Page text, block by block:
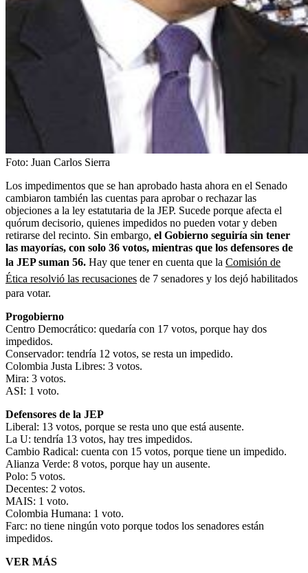
Foto: Juan Carlos Sierra
Los impedimentos que se han aprobado hasta ahora en el Senado
cambiaron también las cuentas para aprobar o rechazar las
objeciones a la ley estatutaria de la JEP. Sucede porque afecta el
quórum decisorio, quienes impedidos no pueden votar y deben
retirarse del recinto. Sin embargo, el Gobierno seguiría sin tener
las mayorías, con solo 36 votos, mientras que los defensores de
la JEP suman 56. Hay que tener en cuenta que la Comisión de
Ética resolvió las recusaciones de 7 senadores y los dejó habilitados
para votar.
Progobierno
Centro Democrático: quedaría con 17 votos, porque hay dos
impedidos.
Conservador: tendría 12 votos, se resta un impedido.
Colombia Justa Libres: 3 votos.
Mira: 3 votos.
ASI: 1 voto.
Defensores de la JEP
Liberal: 13 votos, porque se resta uno que está ausente.
La U: tendría 13 votos, hay tres impedidos.
Cambio Radical: cuenta con 15 votos, porque tiene un impedido.
Alianza Verde: 8 votos, porque hay un ausente.
Polo: 5 votos.
Decentes: 2 votos.
MAIS: 1 voto.
Colombia Humana: 1 voto.
Farc: no tiene ningún voto porque todos los senadores están
impedidos.
VER MÁS